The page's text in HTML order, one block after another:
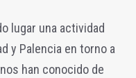
lugar una actividad
y Palencia en torno a
han conocido de